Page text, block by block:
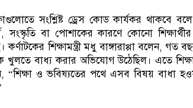
সংশ্লিষ্ট ড্রেস কোড কার্যকর থাকবে
সংস্কৃতি বা পোশাকের কারণে কোনো
শিক্ষামন্ত্রী মধু বাঙ্গারাপ্পা বলেন, গত
খুলতে বাধ্য করার অভিযোগ উঠেছিল। এতে
“শিক্ষা ও ভবিষ্যতের পথে এসব বিষয় বাধা